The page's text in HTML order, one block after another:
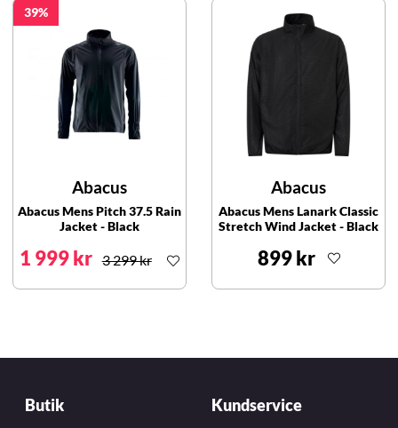
39
Abacus
Abacus Mens Pitch 37.5 Rain
Jacket - Black
1 999 kr 3 299 kr
Abacus
Abacus Mens Lanark Classic
Stretch Wind Jacket - Black
899 kr
Butik Kundservice